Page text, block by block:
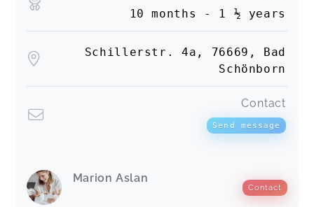
10 months - 1 ½ years
Schillerstr. 4a, 76669, Bad
Schönborn
Contact
Send message
Marion Aslan
Contact